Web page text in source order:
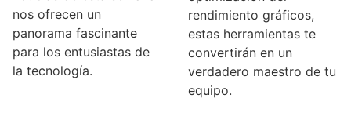
nos ofrecen un
panorama fascinante
para los entusiastas de
la tecnología.
rendimiento gráficos,
estas herramientas te
convertirán en un
verdadero maestro de tu
equipo.